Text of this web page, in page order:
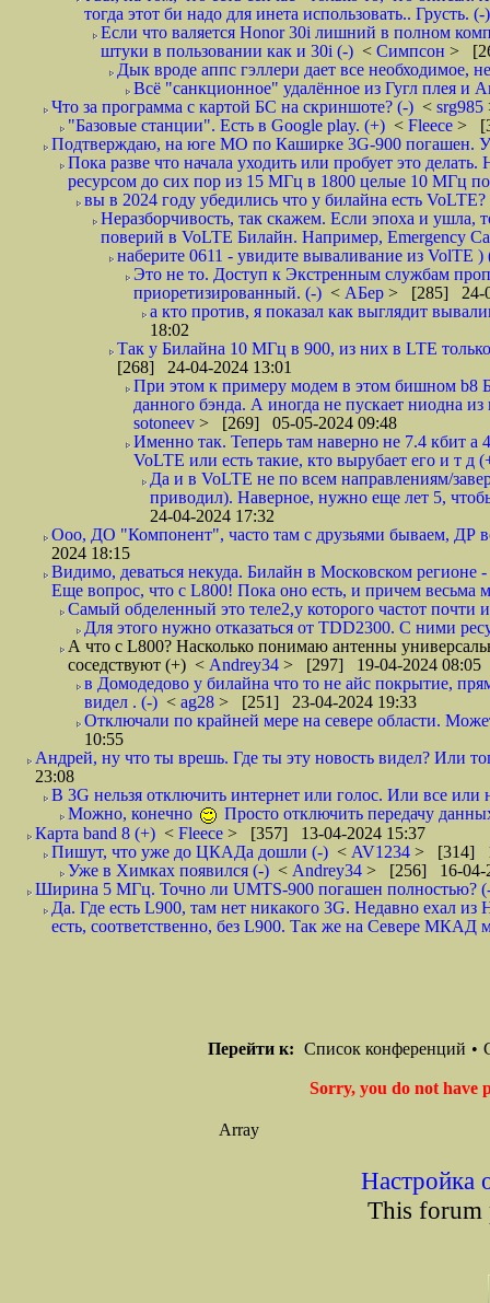
тогда этот би надо для инета использовать.. Грусть. (-)
Если что валяется Honor 30i лишний в полном
штуки в пользовании как и 30i (-) < Симпсон >
Дык вроде аппс гэллери дает все необходимое,
Всё "санкционное" удалённое из Гугл плея и
Что за программа с картой БС на скриншоте? (-) < srg985
"Базовые станции". Есть в Google play. (+) < Fleece >
Подтверждаю, на юге МО по Каширке 3G-900 погашен.
Пока разве что начала уходить или пробует это
ресурсом до сих пор из 15 МГц в 1800 целые 10 МГц
вы в 2024 году убедились что у билайна есть
Неразборчивость, так скажем. Если эпоха и ушла,
поверий в VoLTE Билайн. Например, Emergency
наберите 0611 - увидите вываливание из VolTE )
Это не то. Доступ к Экстренным службам
приоретизированный. (-) < АБер > [285] 24-
а кто против, я показал как выглядит
18:02
Так у Билайна 10 МГц в 900, из них в LTE
[268] 24-04-2024 13:01
При этом к примеру модем в этом бишном b8
данного бэнда. А иногда не пускает ниодна
sotoneev > [269] 05-05-2024 09:48
Именно так. Теперь там наверно не 7.4 кбит а
VoLTE или есть такие, кто вырубает его и т д
Да и в VoLTE не по всем направлениям/
приводил). Наверное, нужно еще лет 5,
24-04-2024 17:32
Ооо, ДО "Компонент", часто там с друзьями бываем, ДР
2024 18:15
Видимо, деваться некуда. Билайн в Московском регионе
Еще вопрос, что с L800! Пока оно есть, и причем весьма
Самый обделенный это теле2,у которого частот почти
Для этого нужно отказаться от TDD2300. С ними
А что с L800? Насколько понимаю антенны
соседствуют (+) < Andrey34 > [297] 19-04-2024 08:05
в Домодедово у билайна что то не айс покрытие,
видел . (-) < ag28 > [251] 23-04-2024 19:33
Отключали по крайней мере на севере области.
10:55
Андрей, ну что ты врешь. Где ты эту новость видел? Или
23:08
В 3G нельзя отключить интернет или голос. Или все или
Можно, конечно
Просто отключить передачу
Карта band 8 (+) < Fleece > [357] 13-04-2024 15:37
Пишут, что уже до ЦКАДа дошли (-) < AV1234 > [314]
Уже в Химках появился (-) < Andrey34 > [256] 16-04-
Ширина 5 МГц. Точно ли UMTS-900 погашен полностью?
Да. Где есть L900, там нет никакого 3G. Недавно ехал
есть, соответственно, без L900. Так же на Севере МКАД
Перейти к: Список конференций •
Sorry, you do not have
Array
Настройка
This